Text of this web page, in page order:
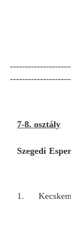
7-8. osztály
1.